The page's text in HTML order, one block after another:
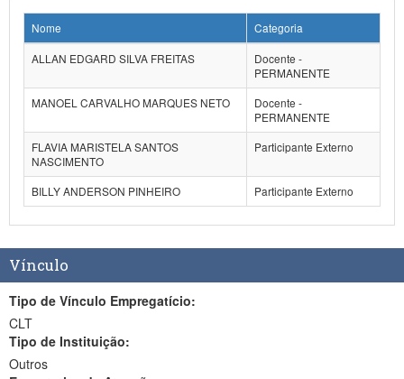
Nome
Categoria
ALLAN EDGARD SILVA FREITAS
Docente -
PERMANENTE
MANOEL CARVALHO MARQUES NETO
Docente -
PERMANENTE
FLAVIA MARISTELA SANTOS
NASCIMENTO
Participante Externo
BILLY ANDERSON PINHEIRO Participante Externo
Vínculo
Tipo de Vínculo Empregatício:
CLT
Tipo de Instituição:
Outros